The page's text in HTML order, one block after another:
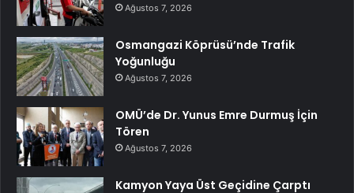
Ağustos 7, 2026
Osmangazi Köprüsü’nde Trafik
Yoğunluğu
Ağustos 7, 2026
OMÜ’de Dr. Yunus Emre Durmuş İçin
Tören
Ağustos 7, 2026
Kamyon Yaya Üst Geçidine Çarptı